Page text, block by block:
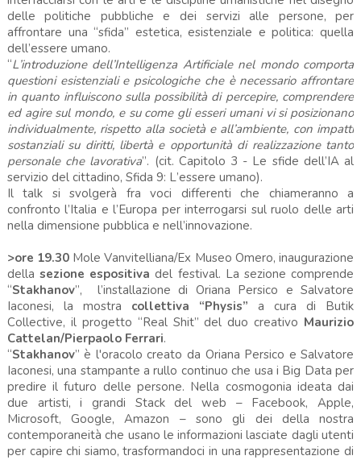
delle politiche pubbliche e dei servizi alle persone, per
affrontare una “sfida” estetica, esistenziale e politica: quella
dell’essere umano.
“L’introduzione dell’Intelligenza Artificiale nel mondo comporta
questioni esistenziali e psicologiche che è necessario affrontare
in quanto influiscono sulla possibilità di percepire, comprendere
ed agire sul mondo, e su come gli esseri umani vi si posizionano
individualmente, rispetto alla società e all’ambiente, con impatti
sostanziali su diritti, libertà e opportunità di realizzazione tanto
personale che lavorativa”. (cit. Capitolo 3 - Le sfide dell’IA al
servizio del cittadino, Sfida 9: L’essere umano).
Il talk si svolgerà fra voci differenti che chiameranno a
confronto l’Italia e l’Europa per interrogarsi sul ruolo delle arti
nella dimensione pubblica e nell’innovazione.
>ore 19.30 Mole Vanvitelliana/Ex Museo Omero, inaugurazione
dellasezione espositiva del festival. La sezione comprende
“Stakhanov”, l’installazione di Oriana Persico e Salvatore
Iaconesi, la mostra collettiva “Physis”a cura di Butik
Collective, il progetto “Real Shit” del duo creativo Maurizio
Cattelan/Pierpaolo Ferrari.
“Stakhanov” è l'oracolo creato da Oriana Persico e Salvatore
Iaconesi, una stampante a rullo continuo che usa i Big Data per
predire il futuro delle persone. Nella cosmogonia ideata dai
due artisti, i grandi Stack del web – Facebook, Apple,
Microsoft, Google, Amazon – sono gli dei della nostra
contemporaneità che usano le informazioni lasciate dagli utenti
per capire chi siamo, trasformandoci in una rappresentazione di